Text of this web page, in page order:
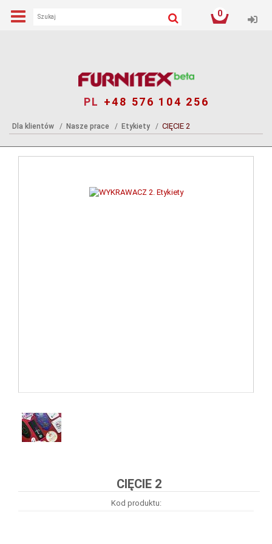
0
PL +48 576 104 256
Dla klientów Nasze prace Etykiety CIĘCIE 2
CIĘCIE 2
Kod produktu: